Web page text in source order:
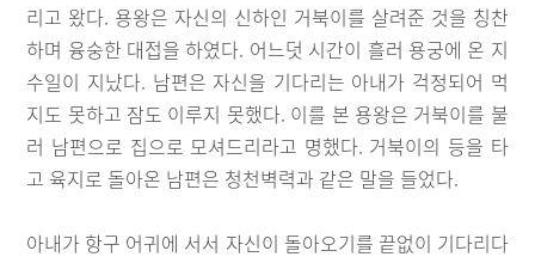
리고 왔다. 용왕은 자신의 신하인 거북이를 살려준 것을 칭찬
하며 융숭한 대접을 하였다. 어느덧 시간이 흘러 용궁에 온 지
수일이 지났다. 남편은 자신을 기다리는 아내가 걱정되어 먹
지도 못하고 잠도 이루지 못했다. 이를 본 용왕은 거북이를 불
러 남편으로 집으로 모셔드리라고 명했다. 거북이의 등을 타
고 육지로 돌아온 남편은 청천벽력과 같은 말을 들었다.
아내가 항구 어귀에 서서 자신이 돌아오기를 끝없이 기다리다